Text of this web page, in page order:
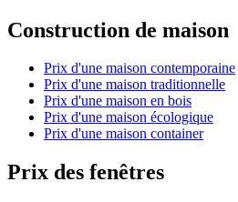
Construction de maison
Prix d'une maison contemporaine
Prix d'une maison traditionnelle
Prix d'une maison en bois
Prix d'une maison écologique
Prix d'une maison container
Prix des fenêtres